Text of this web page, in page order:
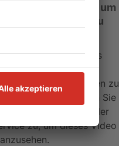
Ihre Zustimmung, um
Video-Service zu
einen Service eines
um Videoinhalte
Service kann Daten zu
sammeln. Bitte lesen Sie
und stimmen Sie der
zu, um dieses Video
anzusehen.